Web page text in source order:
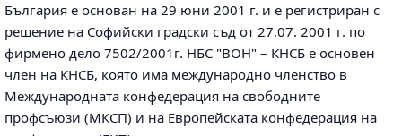
България е основан на 29 юни 2001 г. и е регистриран с
решение на Софийски градски съд от 27.07. 2001 г. по
фирмено дело 7502/2001г. НБС "ВОН" – КНСБ е основен
член на КНСБ, която има международно членство в
Международната конфедерация на свободните
профсъюзи (МКСП) и на Европейската конфедерация на